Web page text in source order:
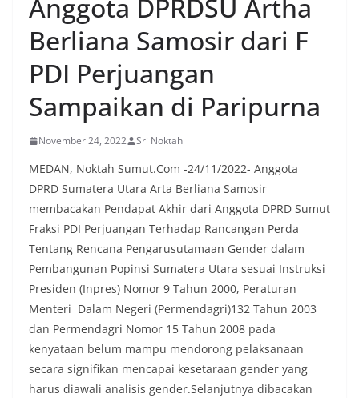
oleh warga, yang sebagian besar tengah bersiap
menyambut momentum HUT Kemerdekaan RI
dengan berbagai persiapan di lingkungan
masing-masing.‎Dalam dialog yang berlangsung
akrab, Bhabinkamtibmas menyapa warga,
menanyakan kondisi keamanan dan kenyamanan
lingkungan tempat tinggal, serta membuka ruang
komunikasi dua arah agar warga dapat
menyampaikan keluhan maupun informasi terkait
situasi kamtibmas di sekitar mereka.‎‎‎Salah satu
poin utama yang disampaikan dalam kegiatan
sambang ini adalah imbauan kepada warga untuk
memasang bendera Merah Putih secara penuh,
bukan setengah tiang, sebagai bentuk
penghormatan dan rasa cinta tanah air
menjelang perayaan HUT Kemerdekaan RI.
Petugas mengingatkan bahwa pemasangan
bendera dengan benar merupakan salah satu
wujud nyata partisipasi masyarakat dalam
memperingati hari bersejarah bangsa
Indonesia.‎‎”Kami mengimbau kepada seluruh
warga agar mulai mempersiapkan dan memasang
bendera Merah Putih di depan rumah masing-
masing secara penuh. Ini adalah bentuk
penghormatan kita bersama terhadap
Anggota DPRDSU Artha
Berliana Samosir dari F
PDI Perjuangan
Sampaikan di Paripurna
November 24, 2022 Sri Noktah
MEDAN, Noktah Sumut.Com -24/11/2022- Anggota
DPRD Sumatera Utara Arta Berliana Samosir
membacakan Pendapat Akhir dari Anggota DPRD Sumut
Fraksi PDI Perjuangan Terhadap Rancangan Perda
Tentang Rencana Pengarusutamaan Gender dalam
Pembangunan Popinsi Sumatera Utara sesuai Instruksi
Presiden (Inpres) Nomor 9 Tahun 2000, Peraturan
Menteri Dalam Negeri (Permendagri)132 Tahun 2003
dan Permendagri Nomor 15 Tahun 2008 pada
kenyataan belum mampu mendorong pelaksanaan
secara signifikan mencapai kesetaraan gender yang
harus diawali analisis gender.Selanjutnya dibacakan